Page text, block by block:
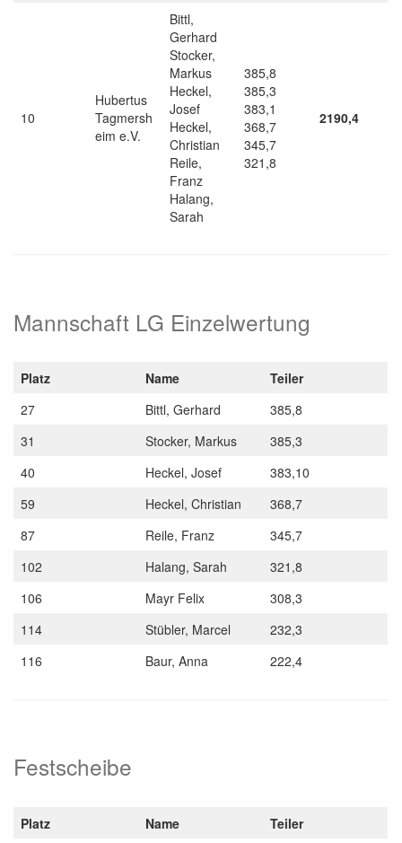
10
Hubertus
Tagmersh
eim e.V.
Bittl,
Gerhard
Stocker,
Markus
Heckel,
Josef
Heckel,
Christian
Reile,
Franz
Halang,
Sarah
385,8
385,3
383,1
368,7
345,7
321,8
2190,4
Mannschaft LG Einzelwertung
Platz Name
Teiler
27
Bittl, Gerhard
385,8
31
Stocker, Markus
385,3
40
Heckel, Josef
383,10
59
Heckel, Christian
368,7
87
Reile, Franz
345,7
102
Halang, Sarah
321,8
106
Mayr Felix
308,3
114
Stübler, Marcel
232,3
116
Baur, Anna 222,4
Festscheibe
Platz Name
Teiler